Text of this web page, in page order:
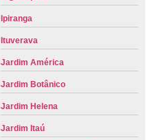
Ipiranga
Ituverava
Jardim América
Jardim Botânico
Jardim Helena
Jardim Itaú